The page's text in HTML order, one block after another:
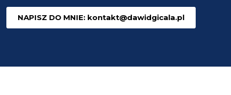
NAPISZ DO MNIE: kontakt@dawidgicala.pl